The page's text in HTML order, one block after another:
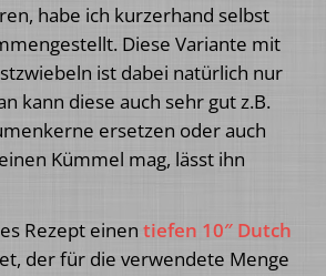
habe ich kurzerhand selbst
Diese Variante mit
ist dabei natürlich nur
kann diese auch sehr gut z.B.
ersetzen oder auch
Kümmel mag, lässt ihn
Rezept einen tiefen 10″ Dutch
der für die verwendete Menge